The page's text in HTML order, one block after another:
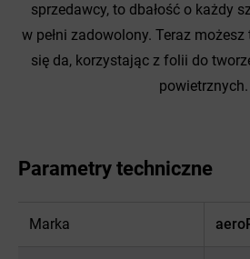
sprzedawcy, to dbałość o każdy
w pełni zadowolony. Teraz
się da, korzystając z folii do
powietrznych.
Parametry techniczne
Marka